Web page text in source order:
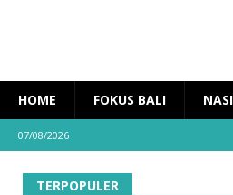
HOME FOKUS BALI
07/08/2026
TERPOPULER